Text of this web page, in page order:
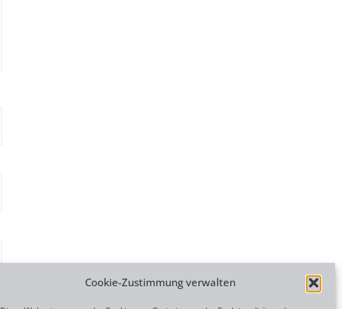
Cookie-Zustimmung verwalten